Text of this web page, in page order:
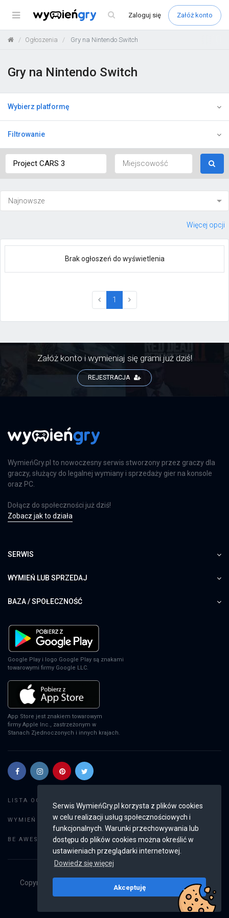
Serwis WymieńGry.pl korzysta z plików cookies
w celu realizacji usług społecznościowych i
funkcjonalnych. Warunki przechowywania lub
dostępu do plików cookies można określić w
ustawieniach przeglądarki internetowej.
Dowiedz się więcej
Akceptuję
Menu Zaloguj się Załóż konto
Ogłoszenia Gry na Nintendo Switch
Gry na Nintendo Switch
Wybierz platformę
Filtrowanie
Więcej opcji
Brak ogłoszeń do wyświetlenia
1 (current)
Załóż konto i wymieniaj się grami już dziś!
REJESTRACJA
WymieńGry.pl to nowoczesny serwis stworzony przez graczy dla
graczy, służący do legalnej wymiany i sprzedaży gier na konsole
oraz PC.
Dołącz do społeczności już dziś!
Zobacz jak to działa
SERWIS
WYMIEŃ LUB SPRZEDAJ
BAZA / SPOŁECZNOŚĆ
Google Play i logo Google Play są znakami
towarowymi firmy Google LLC.
App Store jest znakiem towarowym
firmy Apple Inc., zastrzeżonym w
Stanach Zjednoczonych i innych krajach.
LISTA OGŁOSZEŃ:
WYMIEŃ GRY: Dodaj ogłoszenie
BE AWESOME: Weryfikacja konta
Copyright © 2019 - 2026
Wszystkie prawa
v2.8.4